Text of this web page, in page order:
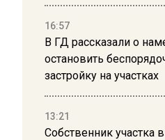
16:57
В ГД рассказали о
остановить
застройку на участках
13:21
Собственник участка в